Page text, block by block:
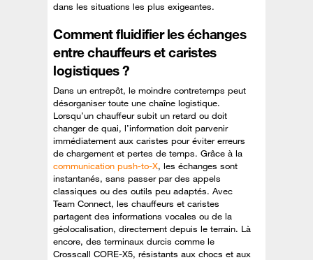
dans les situations les plus exigeantes.
Comment fluidifier les échanges
entre chauffeurs et caristes
logistiques ?
Dans un entrepôt, le moindre contretemps peut
désorganiser toute une chaîne logistique.
Lorsqu’un chauffeur subit un retard ou doit
changer de quai, l’information doit parvenir
immédiatement aux caristes pour éviter erreurs
de chargement et pertes de temps. Grâce à la
communication push-to-X, les échanges sont
instantanés, sans passer par des appels
classiques ou des outils peu adaptés. Avec
Team Connect, les chauffeurs et caristes
partagent des informations vocales ou de la
géolocalisation, directement depuis le terrain. Là
encore, des terminaux durcis comme le
Crosscall CORE-X5, résistants aux chocs et aux